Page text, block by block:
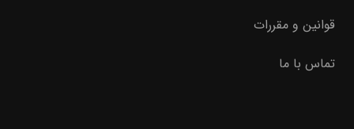
قوانین و مقررات
تماس با ما